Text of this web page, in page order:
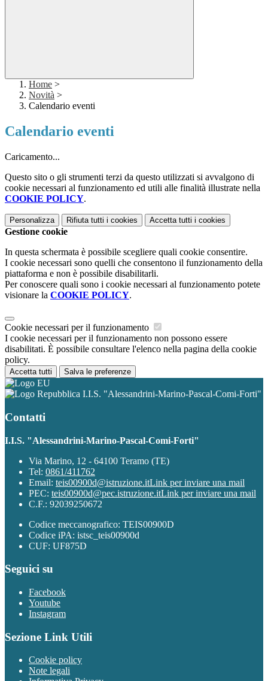
Home >
Novità >
Calendario eventi
Calendario eventi
Caricamento...
Questo sito o gli strumenti terzi da questo utilizzati si avvalgono di
cookie necessari al funzionamento ed utili alle finalità illustrate nella
COOKIE POLICY.
Personalizza Rifiuta tutti i cookies Accetta tutti i cookies
Gestione cookie
In questa schermata è possibile scegliere quali cookie consentire.
I cookie necessari sono quelli che consentono il funzionamento della
piattaforma e non è possibile disabilitarli.
Per conoscere quali sono i cookie necessari al funzionamento potete
visionare la COOKIE POLICY.
Cookie necessari per il funzionamento
I cookie necessari per il funzionamento non possono essere
disabilitati. È possibile consultare l'elenco nella pagina della cookie
policy.
Accetta tutti Salva le preferenze
I.I.S. "Alessandrini-Marino-Pascal-Comi-Forti"
Contatti
I.I.S. "Alessandrini-Marino-Pascal-Comi-Forti"
Via Marino, 12 - 64100 Teramo (TE)
Tel: 0861/411762
Email: teis00900d@istruzione.itLink per inviare una mail
PEC: teis00900d@pec.istruzione.itLink per inviare una mail
C.F.: 92039250672
Codice meccanografico: TEIS00900D
Codice iPA: istsc_teis00900d
CUF: UF875D
Seguici su
Facebook
Youtube
Instagram
Sezione Link Utili
Cookie policy
Note legali